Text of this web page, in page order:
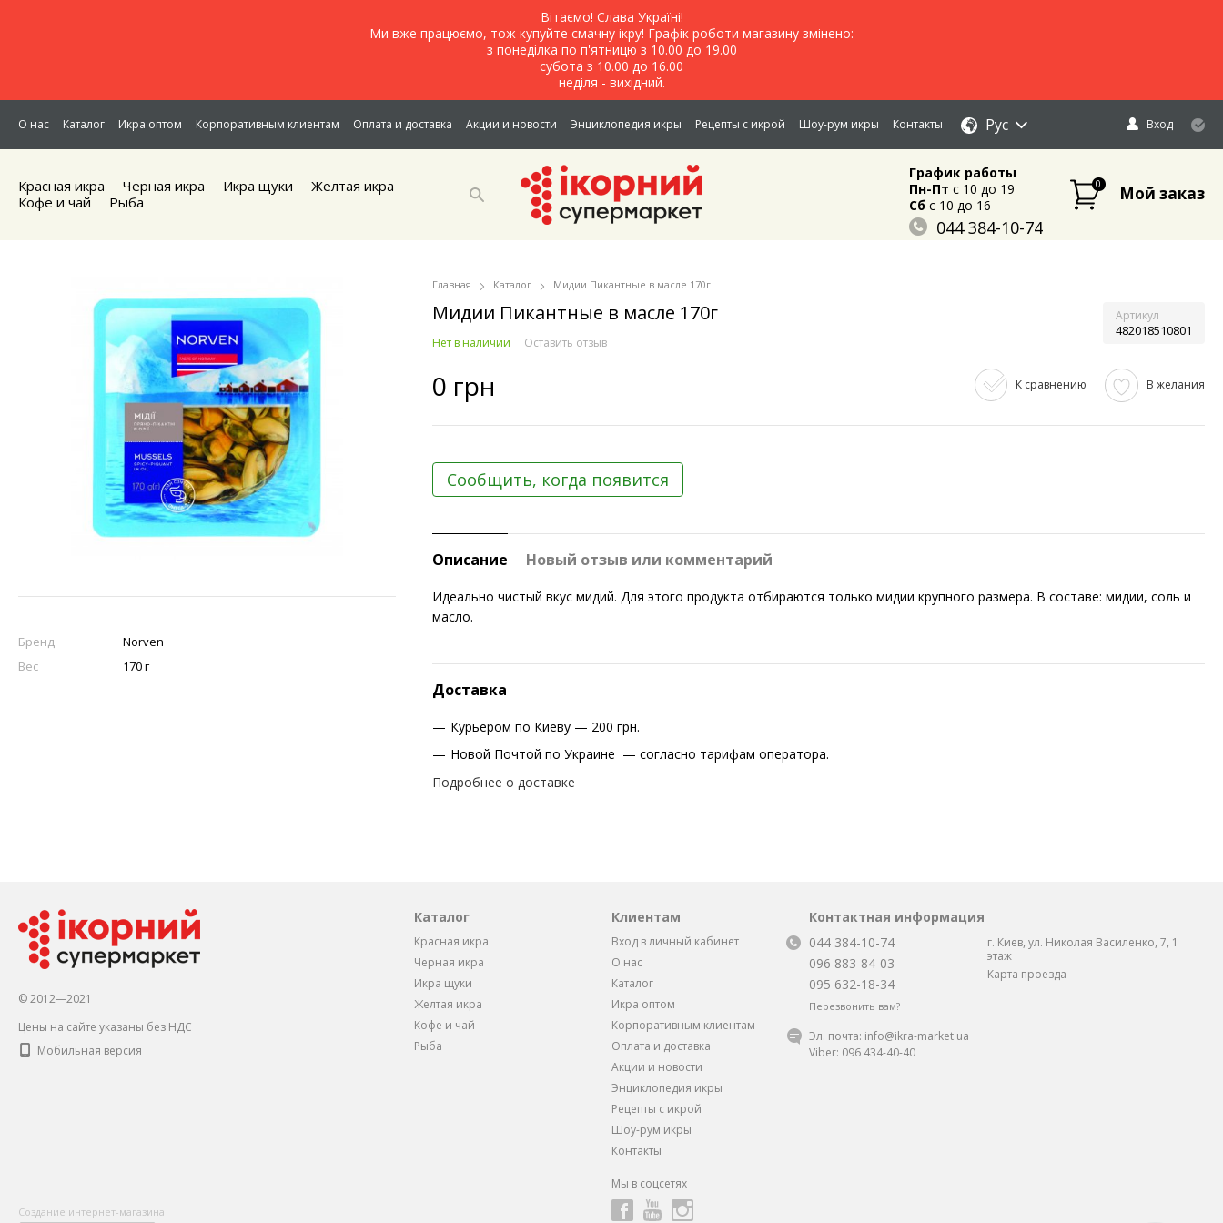
Вітаємо! Слава Україні!
Ми вже працюємо, тож купуйте смачну ікру! Графік роботи магазину змінено:
з понеділка по п'ятницю з 10.00 до 19.00
субота з 10.00 до 16.00
неділя - вихідний.
О нас Каталог Икра оптом Корпоративным клиентам Оплата и доставка Акции и новости Энциклопедия икры Рецепты с икрой Шоу-рум икры Контакты Рус Вход
Красная икра Черная икра Икра щуки
Желтая икра
Кофе и чай
Рыба
График работы
Пн-Пт c 10 до 19
Сбc 10 до 16
044 384-10-74
0 Мой заказ
Бренд
Norven
Вес
170 г
Главная Каталог Мидии Пикантные в масле 170г
Мидии Пикантные в масле 170г Артикул
482018510801
Нет в наличии Оставить отзыв
0 грн К сравнению В желания
Сообщить, когда появится
Описание Новый отзыв или комментарий
Идеально чистый вкус мидий. Для этого продукта отбираются только мидии крупного размера. В составе: мидии, соль и
масло.
Доставка
Курьером по Киеву — 200 грн.
Новой Почтой по Украине — согласно тарифам оператора.
Подробнее о доставке
© 2012—2021
Цены на сайте указаны без НДС
Мобильная версия
Каталог
Красная икра
Черная икра
Икра щуки
Желтая икра
Кофе и чай
Рыба
Клиентам
Вход в личный кабинет
О нас
Каталог
Икра оптом
Корпоративным клиентам
Оплата и доставка
Акции и новости
Энциклопедия икры
Рецепты с икрой
Шоу-рум икры
Контакты
Мы в соцсетях
Контактная информация
044 384-10-74
096 883-84-03
095 632-18-34
Перезвонить вам?
г. Киев, ул. Николая Василенко, 7, 1
этаж
Карта проезда
Эл. почта: info@ikra-market.ua
Viber: 096 434-40-40
Создание интернет-магазина